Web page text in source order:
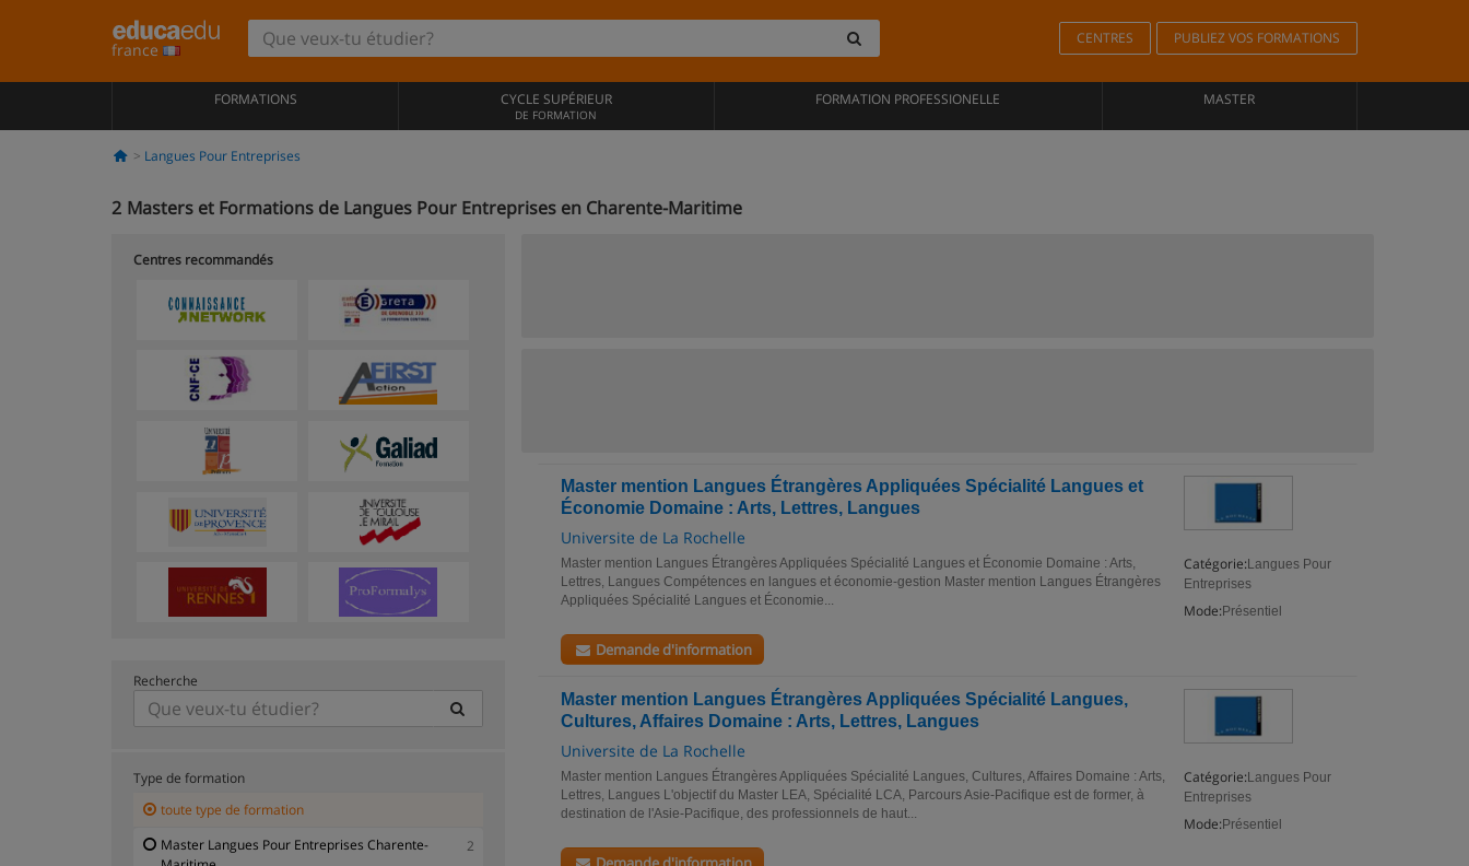
france
CENTRES PUBLIEZ VOS FORMATIONS
FORMATIONS CYCLE SUPÉRIEUR
DE FORMATION
FORMATION PROFESSIONELLE MASTER
Langues Pour Entreprises
2 Masters et Formations de Langues Pour Entreprises en Charente-Maritime
Master mention Langues Étrangères Appliquées Spécialité Langues et
Économie Domaine : Arts, Lettres, Langues
Universite de La Rochelle
Catégorie: Langues Pour
Entreprises
Mode: Présentiel
Master mention Langues Étrangères Appliquées Spécialité Langues et Économie Domaine : Arts,
Lettres, Langues Compétences en langues et économie-gestion Master mention Langues Étrangères
Appliquées Spécialité Langues et Économie...
Demande d'information
Master mention Langues Étrangères Appliquées Spécialité Langues,
Cultures, Affaires Domaine : Arts, Lettres, Langues
Universite de La Rochelle
Catégorie: Langues Pour
Entreprises
Mode: Présentiel
Master mention Langues Étrangères Appliquées Spécialité Langues, Cultures, Affaires Domaine : Arts,
Lettres, Langues L'objectif du Master LEA, Spécialité LCA, Parcours Asie-Pacifique est de former, à
destination de l'Asie-Pacifique, des professionnels de haut...
Centres recommandés
Recherche
Type de formation
toute type de formation
Master Langues Pour Entreprises Charente-
2